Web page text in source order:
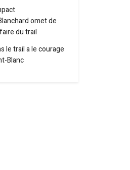
omet de
du trail
le trail a le courage
Blanc